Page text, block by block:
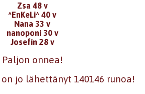
Zsa 48 v
^EnKeLi^ 40 v
Nana 33 v
nanoponi 30 v
Josefín 28 v
Paljon onnea!
jo lähettänyt 140146 runoa!